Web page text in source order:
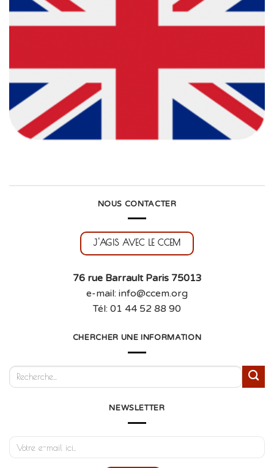
NOUS CONTACTER
J'AGIS AVEC LE CCEM
76 rue Barrault Paris 75013
e-mail: info@ccem.org
Tél: 01 44 52 88 90
CHERCHER UNE INFORMATION
NEWSLETTER